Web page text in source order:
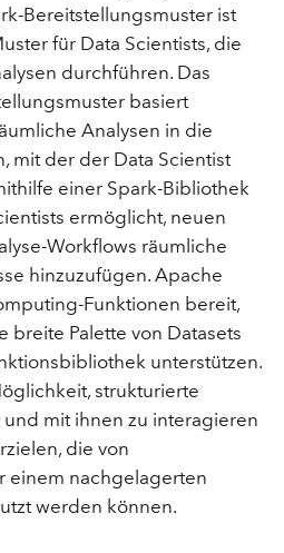
Bereitstellungsmuster ist
für Data Scientists, die
durchführen. Das
basiert
Analysen in die
mit der der Data Scientist
einer Spark-Bibliothek
ermöglicht, neuen
Workflows räumliche
hinzuzufügen. Apache
Funktionen bereit,
breite Palette von Datasets
unterstützen.
strukturierte
mit ihnen zu interagieren
die von
einem nachgelagerten
werden können.